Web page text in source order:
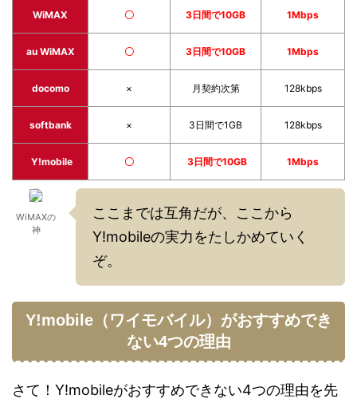
WiMAX 〇 3日間で10GB 1Mbps
au WiMAX 〇 3日間で10GB 1Mbps
docomo × 月契約次第 128kbps
softbank × 3日間で1GB 128kbps
Y!mobile 〇 3日間で10GB 1Mbps
WiMAXの
神
ここまでは互角だが、ここから
Y!mobileの実力をたしかめていく
ぞ。
Y!mobile（ワイモバイル）がおすすめでき
ない4つの理由
さて！Y!mobileがおすすめできない4つの理由を先